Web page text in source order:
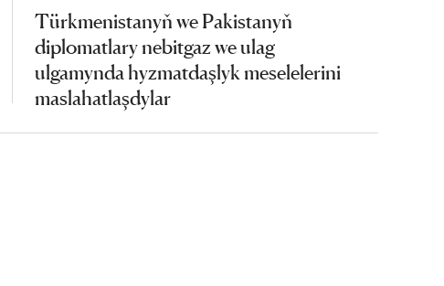
Türkmenistanyň we Pakistanyň
diplomatlary nebitgaz we ulag
ulgamynda hyzmatdaşlyk meselelerini
maslahatlaşdylar